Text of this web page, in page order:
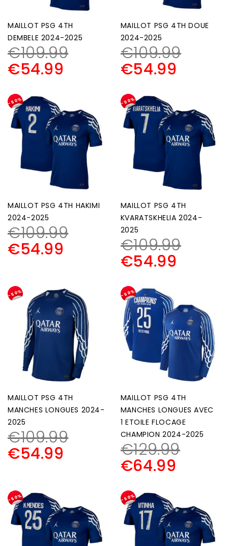
MAILLOT PSG 4TH
DEMBELE 2024-2025
€109.99
€54.99
MAILLOT PSG 4TH DOUE
2024-2025
€109.99
€54.99
-50%
MAILLOT PSG 4TH HAKIMI
2024-2025
€109.99
€54.99
-50%
MAILLOT PSG 4TH
KVARATSKHELIA 2024-
2025
€109.99
€54.99
-50%
MAILLOT PSG 4TH
MANCHES LONGUES 2024-
2025
€109.99
€54.99
-50%
MAILLOT PSG 4TH
MANCHES LONGUES AVEC
1 ETOILE FLOCAGE
CHAMPION 2024-2025
€129.99
€64.99
-50% -50%